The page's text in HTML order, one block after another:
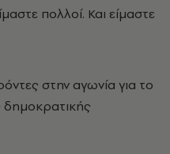
πολλοί. Και είμαστε
στην αγωνία για το
δημοκρατικής